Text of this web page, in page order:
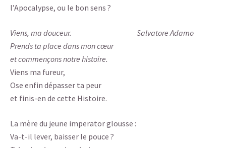
l’Apocalypse, ou le bon sens ?
Viens, ma douceur. Salvatore Adamo
Prends ta place dans mon cœur
et commençons notre histoire.
Viens ma fureur,
Ose enfin dépasser ta peur
et finis-en de cette Histoire.
La mère du jeune imperator glousse :
Va-t-il lever, baisser le pouce ?